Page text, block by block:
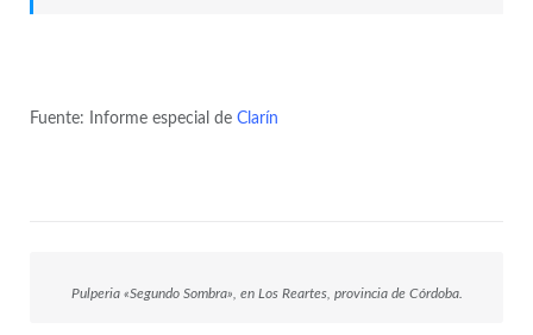
Fuente: Informe especial de Clarín
Pulperia «Segundo Sombra», en Los Reartes, provincia de Córdoba.